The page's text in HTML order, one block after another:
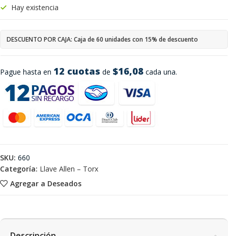
Pague hasta en 12 cuotas de $16,08 cada una.
Hay existencia
DESCUENTO POR CAJA: Caja de 60 unidades con 15% de descuento
Agregar a Deseados
SKU: 660
Categoría: Llave Allen – Torx